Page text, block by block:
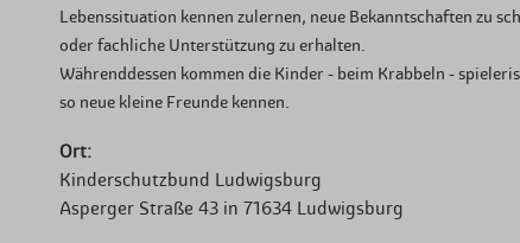
Lebenssituation kennen zulernen, neue Bekanntschaften zu
oder fachliche Unterstützung zu erhalten.
Währenddessen kommen die Kinder - beim Krabbeln -
so neue kleine Freunde kennen.
Ort:
Kinderschutzbund Ludwigsburg
Asperger Straße 43 in 71634 Ludwigsburg